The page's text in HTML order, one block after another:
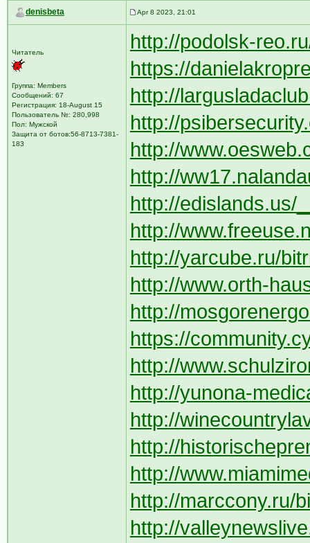
denisbeta Apr 8 2023, 21:01
Читатель
Группа: Members
Сообщений: 67
Регистрация: 18-August 15
Пользователь №: 280,998
Пол: Мужской
Защита от ботов:56-8713-7381-
183
http://podolsk-
https://
http://
http://
http://
http://
http://edislands.us/
http://
http://yarcube.ru/
http://www.orth-
http://
https://
http://
http://yunona-
http://
http://
http://
http://marccony.ru/
http://